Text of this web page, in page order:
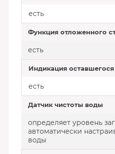
есть
Функция отложенного
есть
Индикация
есть
Датчик чистоты воды
определяет уровень
автоматически
воды